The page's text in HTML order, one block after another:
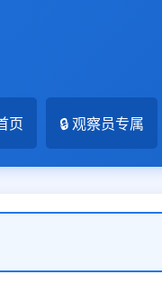
页 🔒 观察员专属